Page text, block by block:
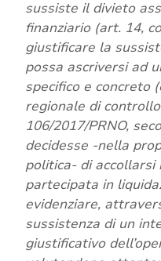
sussiste il divieto
finanziario (art. 14,
giustificare la
possa ascriversi ad
specifico e concreto
regionale di
106/2017/PRNO,
decidesse -nella
politica- di
partecipata in
evidenziare,
sussistenza di un
giustificativo